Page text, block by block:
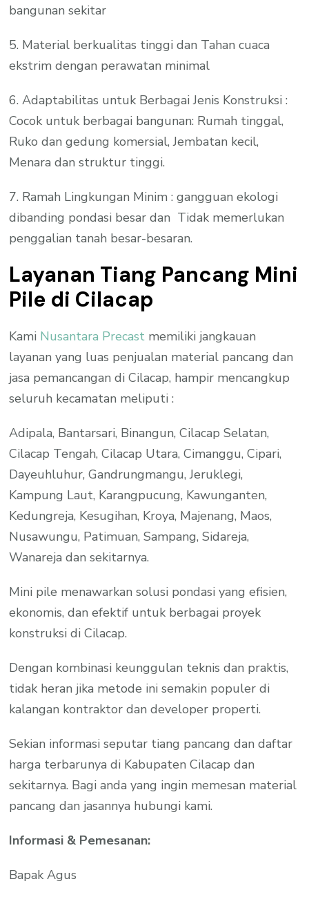
bangunan sekitar
5. Material berkualitas tinggi dan Tahan cuaca
ekstrim dengan perawatan minimal
6. Adaptabilitas untuk Berbagai Jenis Konstruksi :
Cocok untuk berbagai bangunan: Rumah tinggal,
Ruko dan gedung komersial, Jembatan kecil,
Menara dan struktur tinggi.
7. Ramah Lingkungan Minim : gangguan ekologi
dibanding pondasi besar dan Tidak memerlukan
penggalian tanah besar-besaran.
Layanan Tiang Pancang Mini
Pile di Cilacap
Kami Nusantara Precast memiliki jangkauan
layanan yang luas penjualan material pancang dan
jasa pemancangan di Cilacap, hampir mencangkup
seluruh kecamatan meliputi :
Adipala, Bantarsari, Binangun, Cilacap Selatan,
Cilacap Tengah, Cilacap Utara, Cimanggu, Cipari,
Dayeuhluhur, Gandrungmangu, Jeruklegi,
Kampung Laut, Karangpucung, Kawunganten,
Kedungreja, Kesugihan, Kroya, Majenang, Maos,
Nusawungu, Patimuan, Sampang, Sidareja,
Wanareja dan sekitarnya.
Mini pile menawarkan solusi pondasi yang efisien,
ekonomis, dan efektif untuk berbagai proyek
konstruksi di Cilacap.
Dengan kombinasi keunggulan teknis dan praktis,
tidak heran jika metode ini semakin populer di
kalangan kontraktor dan developer properti.
Sekian informasi seputar tiang pancang dan daftar
harga terbarunya di Kabupaten Cilacap dan
sekitarnya. Bagi anda yang ingin memesan material
pancang dan jasannya hubungi kami.
Informasi & Pemesanan:
Bapak Agus